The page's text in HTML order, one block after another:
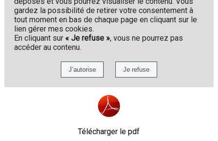
gardez la possibilité de retirer votre consentement à
tout moment en bas de chaque page en cliquant sur le
lien gérer mes cookies.
En cliquant sur« Je refuse », vous ne pourrez pas
accéder au contenu.
Télécharger le pdf